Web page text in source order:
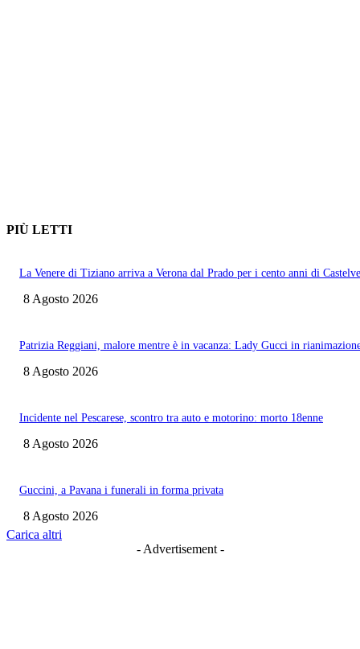
PIÙ LETTI
La Venere di Tiziano arriva a Verona dal Prado per i cento anni di
8 Agosto 2026
Patrizia Reggiani, malore mentre è in vacanza: Lady Gucci in
8 Agosto 2026
Incidente nel Pescarese, scontro tra auto e motorino: morto 18enne
8 Agosto 2026
Guccini, a Pavana i funerali in forma privata
8 Agosto 2026
Carica altri
- Advertisement -